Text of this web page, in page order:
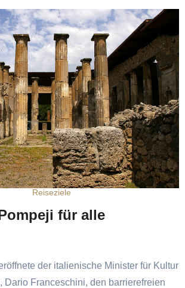
Reiseziele
für alle
der italienische Minister für Kultur
Dario Franceschini, den barrierefreien